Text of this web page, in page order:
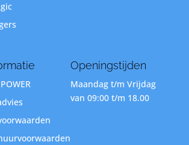
Openingstijden
Maandag t/m Vrijdag
van 09:00 t/m 18.00